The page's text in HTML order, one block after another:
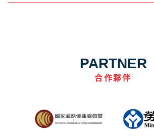
PARTNER
合作夥伴